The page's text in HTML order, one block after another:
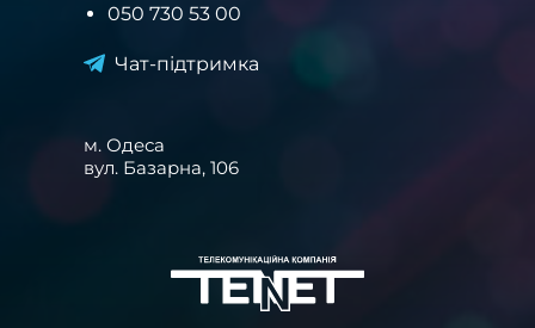
050 730 53 00
Чат-підтримка
м. Одеса
вул. Базарна, 106